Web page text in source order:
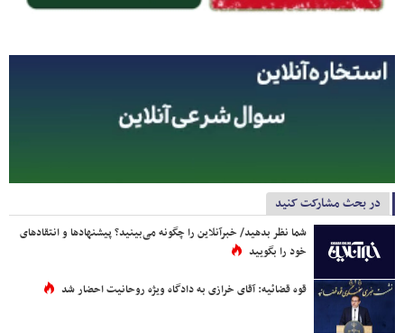
در بحث مشارکت کنید
شما نظر بدهید/ خبرآنلاین را چگونه می‌بینید؟ پیشنهادها و انتقادهای
خود را بگویید
قوه قضائیه: آقای خرازی به دادگاه ویژه روحانیت احضار شد